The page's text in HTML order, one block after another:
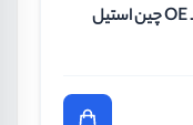
سیل مکانیکی فیبر و فنر نافی 120A برند OE چین استیل